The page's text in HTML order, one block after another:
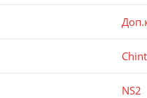
Chint
NS2